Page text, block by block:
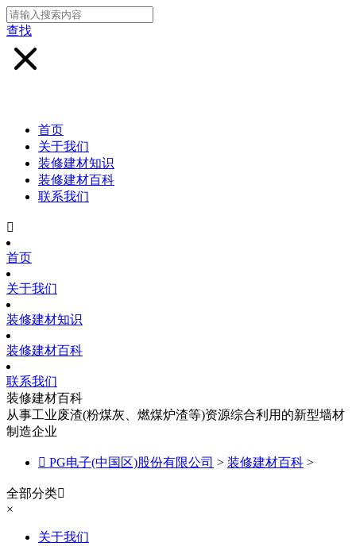
查找
首页
关于我们
装修建材知识
装修建材百科
联系我们

首页
关于我们
装修建材知识
装修建材百科
联系我们
装修建材百科
从事工业废渣(粉煤灰、燃煤炉渣等)资源综合利用的新型墙材
制造企业
 PG电子(中国区)股份有限公司 > 装修建材百科 >
全部分类
×
关于我们